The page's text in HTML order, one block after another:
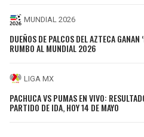
MUNDIAL 2026
DUEÑOS DE PALCOS DEL AZTECA GANAN
RUMBO AL MUNDIAL 2026
LIGA MX
PACHUCA VS PUMAS EN VIVO:
PARTIDO DE IDA, HOY 14 DE MAYO